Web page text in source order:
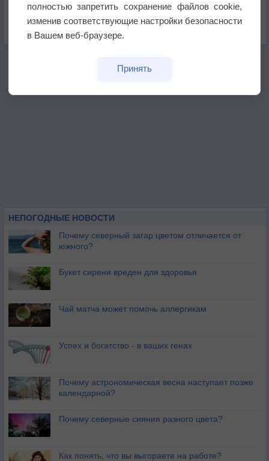
бабочек
НЕПОГОДНЫЕ НОВОСТИ
Почему северный загар цветом отличается от
южного?
Букет сирени вреден для здоровья
Чай матча может помочь аллергикам
Успех и богатство - в ваших генах
Почему астрономическая весна наступает позже
календарной?
Почему северные сияния разного цвета?
Как понять, что вы выгораете на работе?
полностью запретить сохранение файлов cookie,
изменив соответствующие настройки безопасности
в Вашем веб-браузере.
Принять